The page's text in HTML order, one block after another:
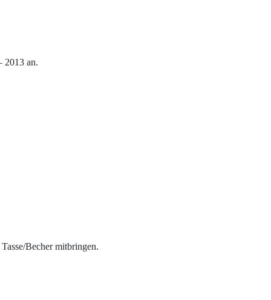
2013 an.
Becher mitbringen.